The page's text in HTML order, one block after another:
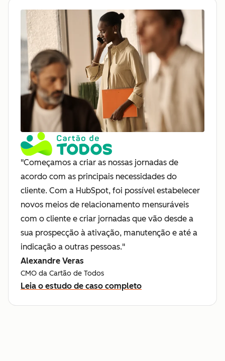
"Começamos a criar as nossas jornadas de
acordo com as principais necessidades do
cliente. Com a HubSpot, foi possível estabelecer
novos meios de relacionamento mensuráveis
com o cliente e criar jornadas que vão desde a
sua prospecção à ativação, manutenção e até a
indicação a outras pessoas."
Alexandre Veras
CMO da Cartão de Todos
Leia o estudo de caso completo